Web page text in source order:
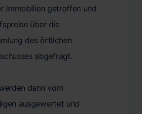
Immobilien getroffen und
über die
des örtlichen
abgefragt.
dann vom
ausgewertet und